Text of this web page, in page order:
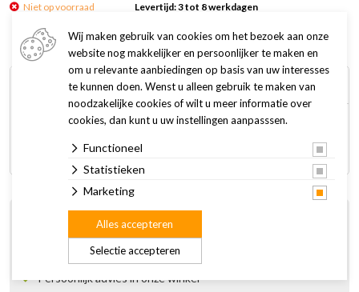
Niet op voorraad Levertijd: 3 tot 8 werkdagen
Omschrijving Specificaties
Transparant siliconen hoesje hond WE006 standaard maat
(pak van twee)
Bestel gemakkelijk online
Gratis thuisbezorgd vanaf € 75
Gratis afhalen en retourneren in de winkel
Persoonlijk advies in onze winkel
Wij maken gebruik van cookies om het bezoek aan onze
website nog makkelijker en persoonlijker te maken en
om u relevante aanbiedingen op basis van uw interesses
te kunnen doen. Wenst u alleen gebruik te maken van
noodzakelijke cookies of wilt u meer informatie over
cookies, dan kunt u uw instellingen aanpasssen.
Functioneel
Statistieken
Marketing
Selectie accepteren
Alles accepteren